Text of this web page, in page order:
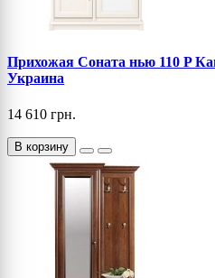
Прихожая Соната нью 110 P
Украина
14 610 грн.
В корзину